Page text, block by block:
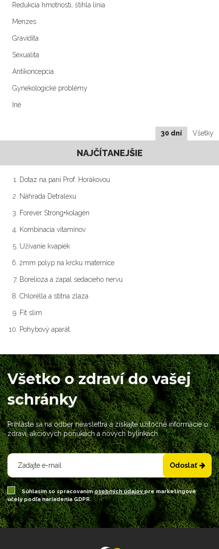
Redukcia hmotnosti, štíhla línia
Menzes
Gravidita
Sexualita
Antikoncepcia
Gynekologické problémy
Iné
30 dní Všetky
NAJČÍTANEJŠIE
Dotaz na paní Prof. Horákovou
Náhrada Detralexu
Forever Strong+kolagén
Kombinacia vitamínov
Užívanie kvapiek
2mm polyp na krcku maternice
Borelioza a zapal sedacieho nervu
Chlorella a stitna zlaza
Fit slim
Pohybový aparát
Všetko o zdraví do vašej
schránky
Prihláste sa na odber newslettra a získajte užitočné informácie o
zdraví, akciových ponukách a nových bylinkách.
Odoslať
Súhlasím so spracovanímosobných údajovpre marketingové
účely podľa nariadenia GDPR.